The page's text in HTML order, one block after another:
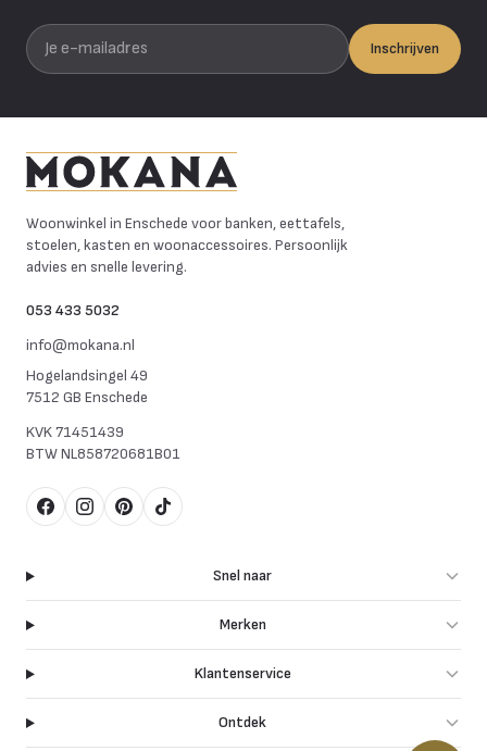
Je e-mailadres
Inschrijven
Woonwinkel in Enschede voor banken, eettafels,
stoelen, kasten en woonaccessoires. Persoonlijk
advies en snelle levering.
053 433 5032
info@mokana.nl
Hogelandsingel 49
7512 GB Enschede
KVK71451439
BTWNL858720681B01
FacebookInstagram
Pinterest
TikTok
Snel naar
Merken
Klantenservice
Ontdek